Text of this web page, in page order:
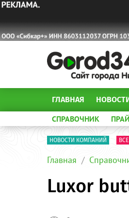
ГЛАВНАЯ
СПРАВОЧНИК
НОВОСТИ КОМПАНИЙ
Главная
Luxor